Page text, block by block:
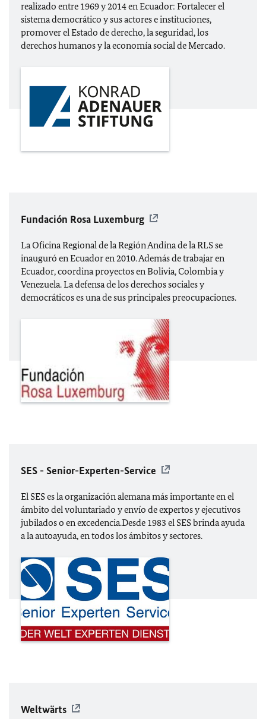
realizado entre 1969 y 2014 en Ecuador: Fortalecer el
sistema democrático y sus actores e instituciones,
promover el Estado de derecho, la seguridad, los
derechos humanos y la economía social de Mercado.
Fundación Rosa Luxemburg
La Oficina Regional de la Región Andina de la RLS se
inauguró en Ecuador en 2010. Además de trabajar en
Ecuador, coordina proyectos en Bolivia, Colombia y
Venezuela. La defensa de los derechos sociales y
democráticos es una de sus principales preocupaciones.
SES - Senior-Experten-Service
El SES es la organización alemana más importante en el
ámbito del voluntariado y envío de expertos y ejecutivos
jubilados o en excedencia.Desde 1983 el SES brinda ayuda
a la autoayuda, en todos los ámbitos y sectores.
Weltwärts